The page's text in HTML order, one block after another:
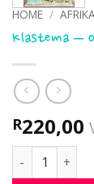
HOME /
Klastema –
R220,00
Klastema -